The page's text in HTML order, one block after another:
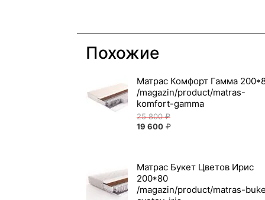
Похожие
Матрас Комфорт Гамма
25 800₽
19 600 ₽
Матрас Букет Цветов Ирис
200*80